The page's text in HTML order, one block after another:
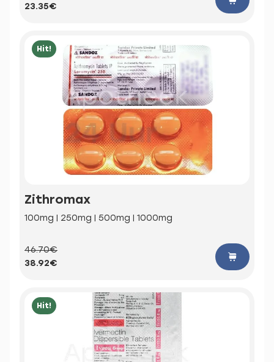
23.35€
Hit!
Zithromax
100mg | 250mg | 500mg | 1000mg
46.70€
38.92€
Hit!